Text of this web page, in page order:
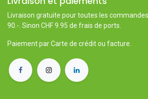
Livraison gratuite pour toutes les
90.-. Sinon CHF 9.95 de frais de ports.
Paiement par Carte de crédit ou facture.